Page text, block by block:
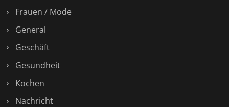
Frauen / Mode
General
Geschäft
Gesundheit
Kochen
Nachricht